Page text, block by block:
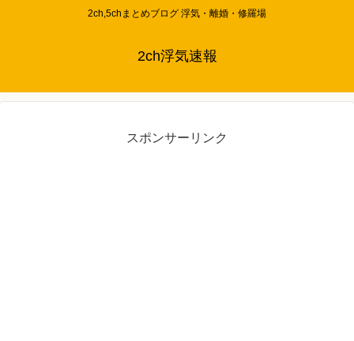
2ch,5chまとめブログ 浮気・離婚・修羅場
2ch浮気速報
スポンサーリンク